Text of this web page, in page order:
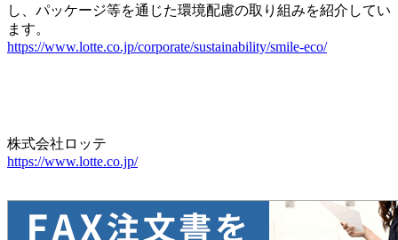
し、パッケージ等を通じた環境配慮の取り組みを紹介してい
ます。
https://www.lotte.co.jp/corporate/sustainability/smile-eco/
株式会社ロッテ
https://www.lotte.co.jp/